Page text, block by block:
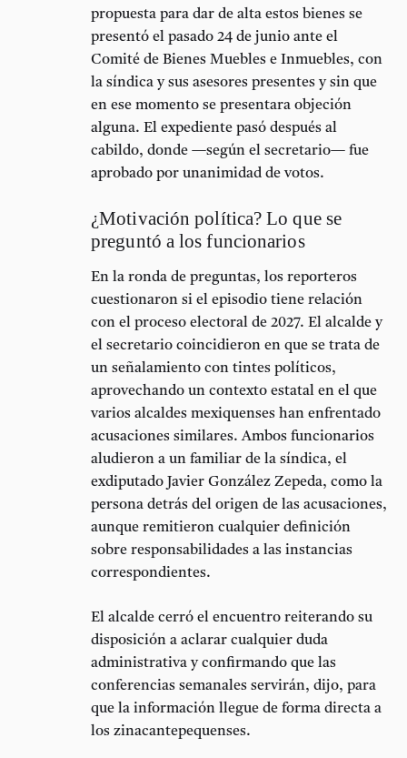
propuesta para dar de alta estos bienes se
presentó el pasado 24 de junio ante el
Comité de Bienes Muebles e Inmuebles, con
la síndica y sus asesores presentes y sin que
en ese momento se presentara objeción
alguna. El expediente pasó después al
cabildo, donde —según el secretario— fue
aprobado por unanimidad de votos.
¿Motivación política? Lo que se
preguntó a los funcionarios
En la ronda de preguntas, los reporteros
cuestionaron si el episodio tiene relación
con el proceso electoral de 2027. El alcalde y
el secretario coincidieron en que se trata de
un señalamiento con tintes políticos,
aprovechando un contexto estatal en el que
varios alcaldes mexiquenses han enfrentado
acusaciones similares. Ambos funcionarios
aludieron a un familiar de la síndica, el
exdiputado Javier González Zepeda, como la
persona detrás del origen de las acusaciones,
aunque remitieron cualquier definición
sobre responsabilidades a las instancias
correspondientes.
El alcalde cerró el encuentro reiterando su
disposición a aclarar cualquier duda
administrativa y confirmando que las
conferencias semanales servirán, dijo, para
que la información llegue de forma directa a
los zinacantepequenses.